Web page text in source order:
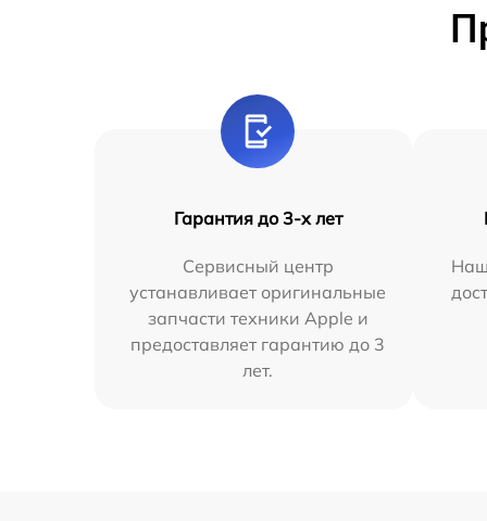
Гарантия до 3-х лет
Сервисный центр
устанавливает оригинальные
запчасти техники Apple и
предоставляет гарантию до 3
лет.